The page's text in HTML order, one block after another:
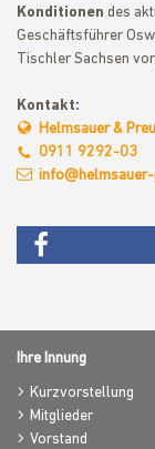
Konditionen des
Geschäftsführer
Tischler Sachsen
Kontakt:
Helmsauer &
0911 9292-03
info@helmsauer-
Ihre Innung
Kurzvorstellung
Mitglieder
Vorstand